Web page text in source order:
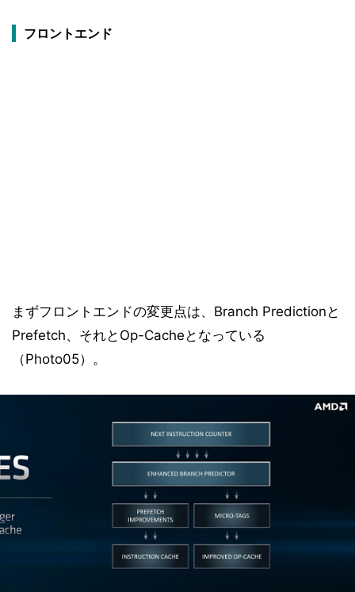
フロントエンド
まずフロントエンドの変更点は、Branch Predictionと
Prefetch、それとOp-Cacheとなっている
（Photo05）。